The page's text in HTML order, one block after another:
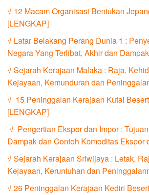
√ 12 Macam Organisasi Bentukan
[LENGKAP]
√ Latar Belakang Perang Dunia 1 :
Negara Yang Terlibat, Akhir dan Dampak
√ Sejarah Kerajaan Malaka : Raja,
Kejayaan, Kemunduran dan
√ 15 Peninggalan Kerajaan Kutai
[LENGKAP]
√ Pengertian Ekspor dan Impor :
Dampak dan Contoh Komoditas Ekspor
√ Sejarah Kerajaan Sriwijaya : Letak,
Kejayaan, Keruntuhan dan
√ 26 Peninggalan Kerajaan Kediri